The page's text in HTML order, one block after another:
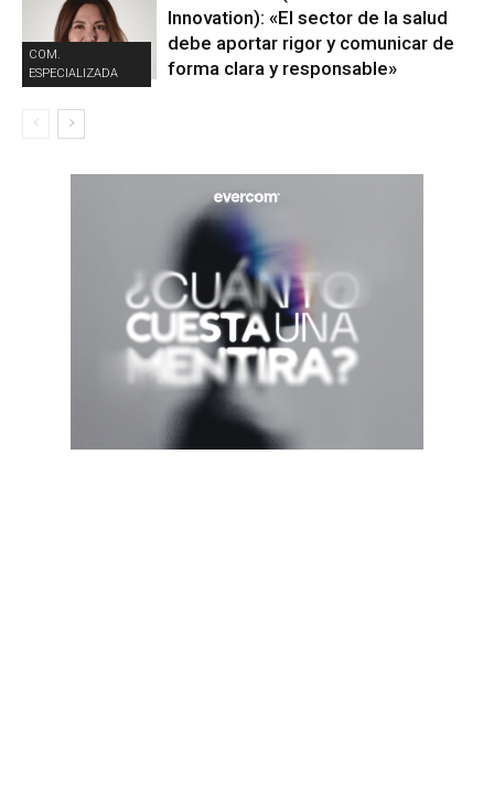
COM.
ESPECIALIZADA
Innovation): «El sector de la salud
debe aportar rigor y comunicar de
forma clara y responsable»